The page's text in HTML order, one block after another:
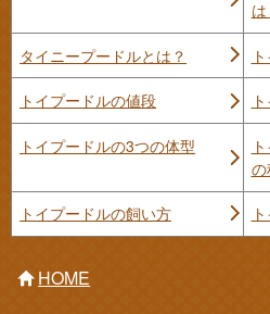
は
タイニープードルとは？
トイプードルの値段
トイプードルの3つの体型
トイプードルの飼い方
HOME